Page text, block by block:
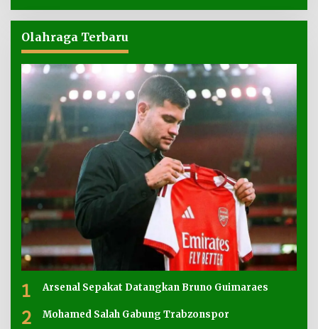
Olahraga Terbaru
1 Arsenal Sepakat Datangkan Bruno Guimaraes
2 Mohamed Salah Gabung Trabzonspor